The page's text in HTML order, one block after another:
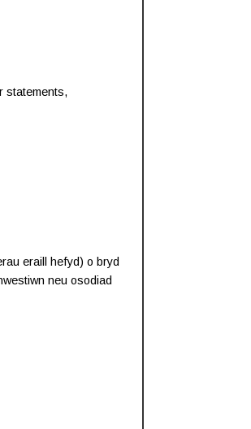
statements,
eraill hefyd) o bryd
neu osodiad